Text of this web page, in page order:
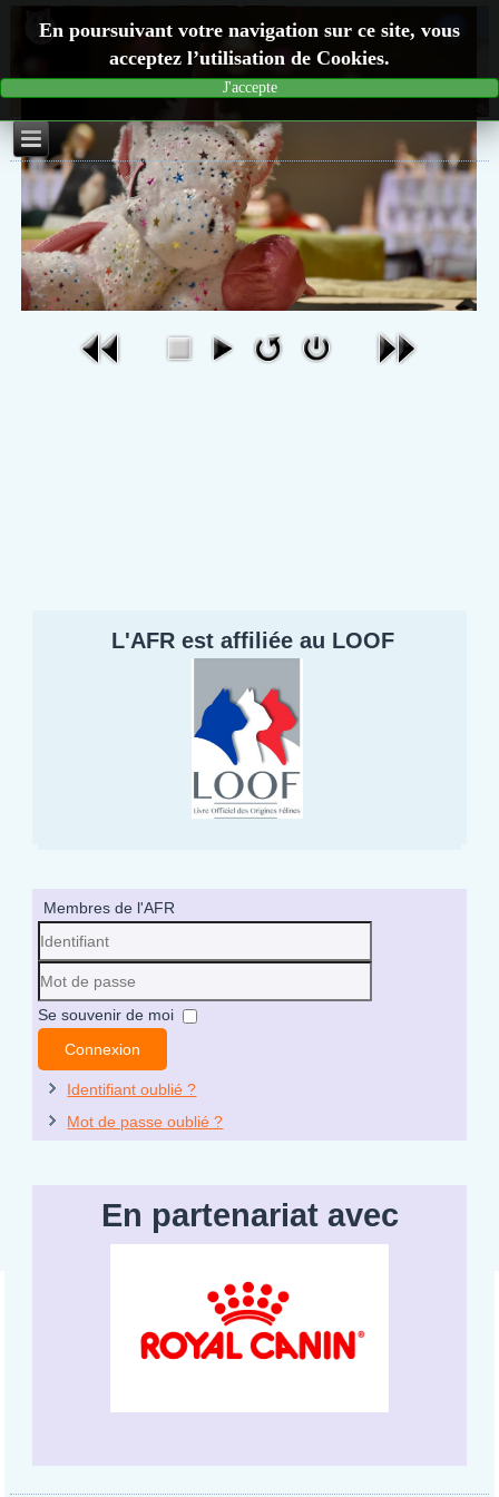
L'AFR est affiliée au LOOF
Membres de l'AFR
Identifiant
Mot
passe
Se souvenir de moi
Connexion
Identifiant oublié ?
Mot de passe oublié ?
En partenariat avec
En poursuivant votre navigation sur ce site, vous
acceptez l’utilisation de Cookies.
J'accepte